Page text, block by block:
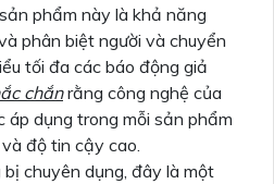
phẩm này là khả năng
phân biệt người và chuyển
tối đa các báo động giả
chắnrằng công nghệ của
áp dụng trong mỗi sản phẩm
độ tin cậy cao.
chuyên dụng, đây là một